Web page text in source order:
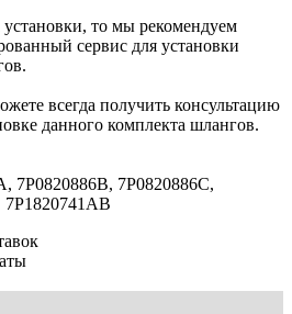
то мы рекомендуем
сервис для установки
всегда получить консультацию
данного комплекта шлангов.
7Р0820886В, 7Р0820886С,
7Р1820741AВ